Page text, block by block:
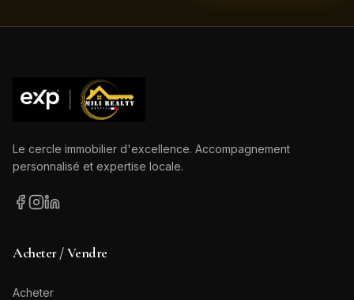
Le cercle immobilier d'excellence. Accompagnement
personnalisé et expertise locale.
Acheter / Vendre
Acheter